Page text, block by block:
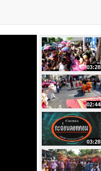
03:28
02:44
03:28